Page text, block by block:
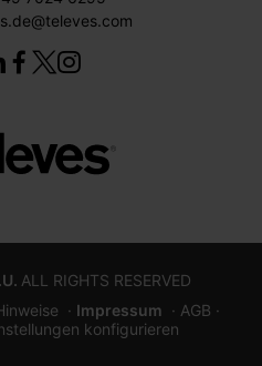
ALL RIGHTS RESERVED
· Impressum · AGB ·
konfigurieren